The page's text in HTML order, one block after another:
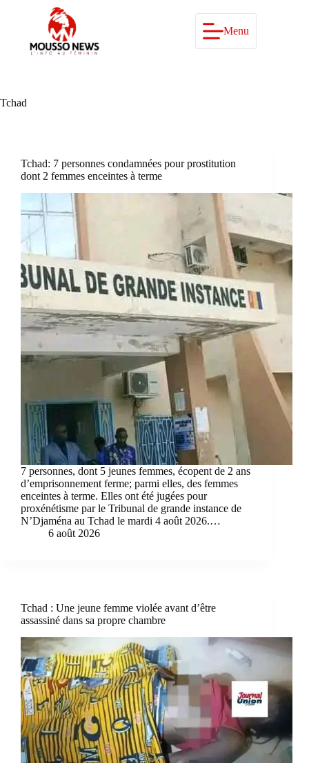
Menu
Tchad
Tchad: 7 personnes condamnées pour prostitution
dont 2 femmes enceintes à terme
7 personnes, dont 5 jeunes femmes, écopent de 2 ans
d’emprisonnement ferme; parmi elles, des femmes
enceintes à terme. Elles ont été jugées pour
proxénétisme par le Tribunal de grande instance de
N’Djaména au Tchad le mardi 4 août 2026.…
6 août 2026
Tchad : Une jeune femme violée avant d’être
assassiné dans sa propre chambre